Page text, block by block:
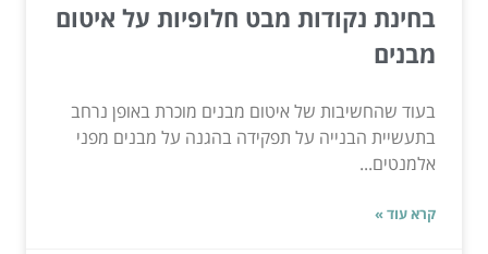
בחינת נקודות מבט חלופיות על איטום
מבנים
בעוד שהחשיבות של איטום מבנים מוכרת באופן נרחב
בתעשיית הבנייה על תפקידה בהגנה על מבנים מפני
אלמנטים...
קרא עוד »